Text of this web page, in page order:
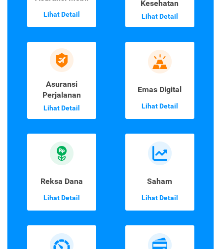
Lihat Detail
Kesehatan
Lihat Detail
Asuransi
Perjalanan
Lihat Detail
Emas Digital
Lihat Detail
Reksa Dana
Lihat Detail
Saham
Lihat Detail